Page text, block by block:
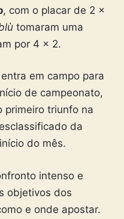
, com o placar de 2 x
tomaram uma
por 4 x 2.
em campo para
de campeonato,
primeiro triunfo na
da
do mês.
intenso e
objetivos dos
e onde apostar.